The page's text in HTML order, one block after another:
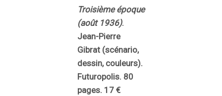
Troisième époque
(août 1936).
Jean-Pierre
Gibrat (scénario,
dessin, couleurs).
Futuropolis. 80
pages. 17 €